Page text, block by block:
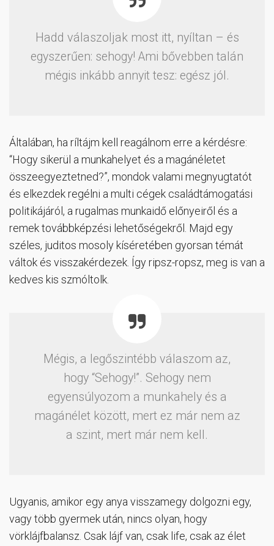
Hadd válaszoljak most itt, nyíltan – és
egyszerűen: sehogy! Ami bővebben talán
mégis inkább annyit tesz: egész jól.
Általában, ha ríltájm kell reagálnom erre a kérdésre:
“Hogy sikerül a munkahelyet és a magánéletet
összeegyeztetned?”, mondok valami megnyugtatót
és elkezdek regélni a multi cégek családtámogatási
politikájáról, a rugalmas munkaidő előnyeiről és a
remek továbbképzési lehetőségekről. Majd egy
széles, juditos mosoly kíséretében gyorsan témát
váltok és visszakérdezek. Így ripsz-ropsz, meg is van a
kedves kis szmóltolk.
Mégis, a legőszintébb válaszom az,
hogy “Sehogy!”. Sehogy nem
egyensúlyozom a munkahely és a
magánélet között, mert ez már nem az
a szint, mert már nem kell.
Ugyanis, amikor egy anya visszamegy dolgozni egy,
vagy több gyermek után, nincs olyan, hogy
vörklájfbalansz. Csak lájf van, csak life, csak az élet